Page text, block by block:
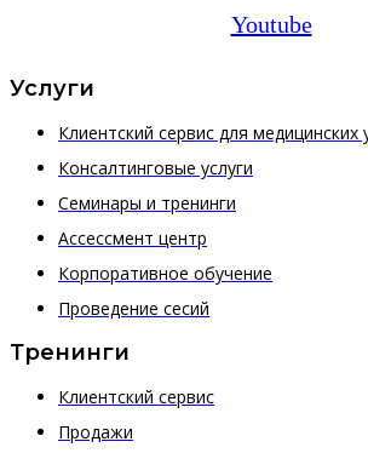
Youtube
Услуги
Клиентский сервис для медицинских
Консалтинговые услуги
Семинары и тренинги
Ассессмент центр
Корпоративное обучение
Проведение сесий
Тренинги
Клиентский сервис
Продажи